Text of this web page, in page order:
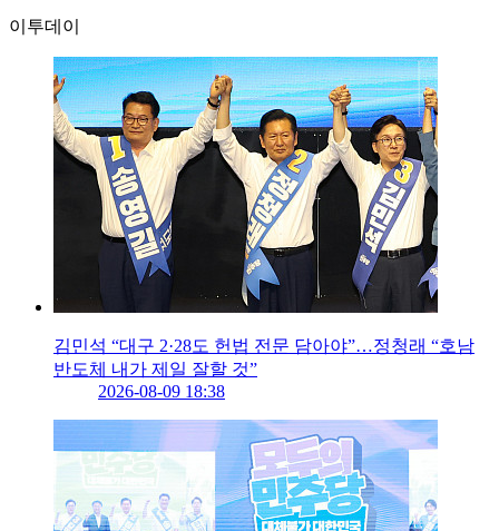
이투데이
김민석 “대구 2·28도 헌법 전문 담아야”…정청래 “호남
반도체 내가 제일 잘할 것”
2026-08-09 18:38